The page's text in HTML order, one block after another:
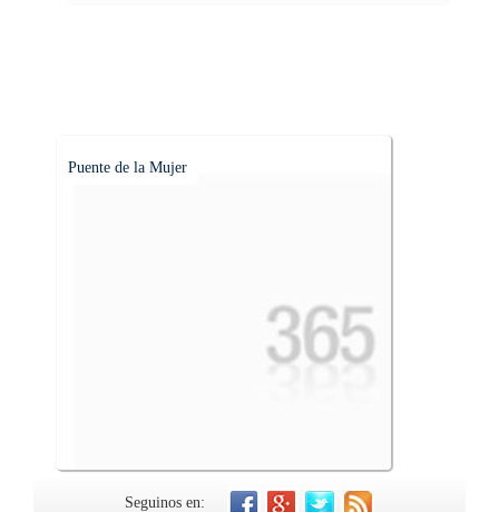
Puente de la Mujer
Seguinos en: